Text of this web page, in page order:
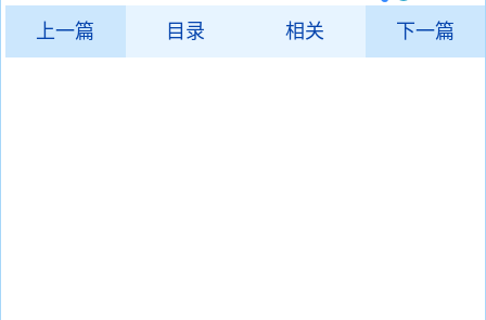
上一篇 目录 相关 下一篇